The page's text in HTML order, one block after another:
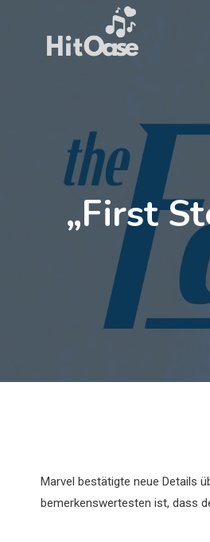
„First
Marvel bestätigte neue Details
bemerkenswertesten ist, dass